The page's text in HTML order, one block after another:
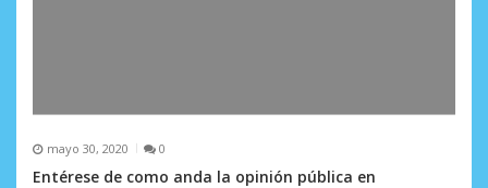
mayo 30, 2020 0
Entérese de como anda la opinión pública en